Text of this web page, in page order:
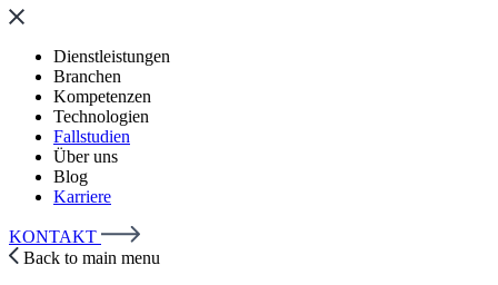
Dienstleistungen
Branchen
Kompetenzen
Technologien
Fallstudien
Über uns
Blog
Karriere
KONTAKT
Back to main menu